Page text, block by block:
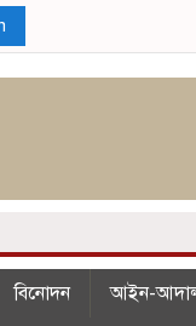
বিনোদন আইন-